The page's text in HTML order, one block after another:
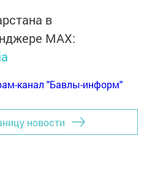
в
MАХ:
канал "Бавлы-информ"
новости